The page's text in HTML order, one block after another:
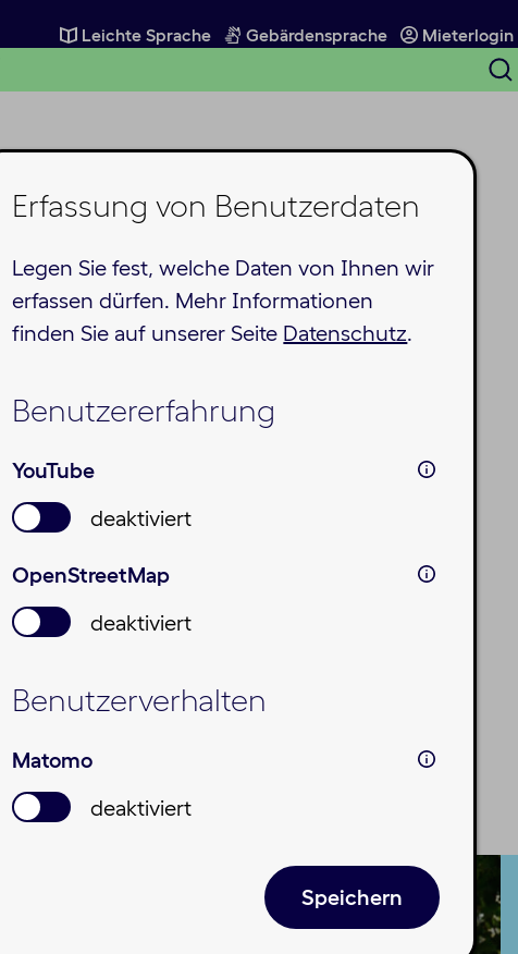
Erfassung von Benutzerdaten
Legen Sie fest, welche Daten von Ihnen wir
erfassen dürfen. Mehr Informationen
finden Sie auf unserer Seite Datenschutz.
Benutzererfahrung
YouTube
deaktiviert
OpenStreetMap
deaktiviert
Benutzerverhalten
Matomo
deaktiviert
Speichern
Leichte Sprache Gebärdensprache
Mieterlogin